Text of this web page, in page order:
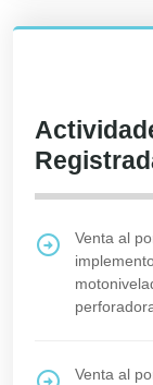
Venta al
Venta al